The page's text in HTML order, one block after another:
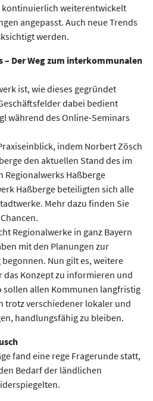
kontinuierlich weiterentwickelt
angepasst. Auch neue Trends
werden.
– Der Weg zum interkommunalen
ist, wie dieses gegründet
dabei bedient
während des Online-Seminars
indem Norbert Zösch
den aktuellen Stand des im
Regionalwerks Haßberge
Haßberge beteiligten sich alle
Mehr dazu finden Sie
Regionalwerke in ganz Bayern
mit den Planungen zur
Nun gilt es, weitere
das Konzept zu informieren und
sollen allen Kommunen langfristig
trotz verschiedener lokaler und
handlungsfähig zu bleiben.
fand eine rege Fragerunde statt,
Bedarf der ländlichen